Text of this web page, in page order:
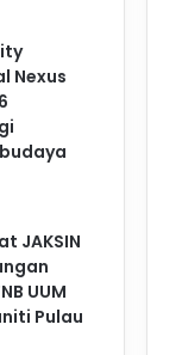
Nexus
JAKSIN
UUM
Pulau